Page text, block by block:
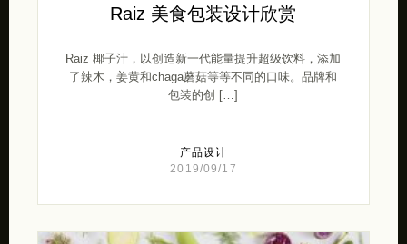
Raiz 美食包装设计欣赏
Raiz 椰子汁，以创造新一代能量提升超级饮料，添加
了辣木，姜黄和chaga蘑菇等等不同的口味。品牌和
包装的创 […]
产品设计
2019/09/17